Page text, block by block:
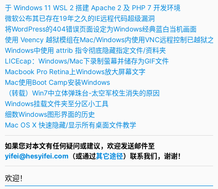
于 Windows 11 WSL 2 搭建 Apache 2 及 PHP 7 开发环境
微软公布其已存在19年之久的IE远程代码超级漏洞
将WordPress的404错误页面设定为Windows经典蓝白当机画面
使用 Veency 越狱模组在Mac/Windows内使用VNC远程控制已越狱之
Windows中使用 attrib 指令彻底隐藏指定文件/资料夹
LICEcap：Windows/Mac下录制萤幕并储存为GIF文件
Macbook Pro Retina上Windows放大屏幕文字
Mac使用Boot Camp安装Windows
（转载）Win7中立体弹珠台-太空军校生消失的原因
Windows挂载文件夹至分区小工具
细数Windows图形界面的历史
Mac OS X 快速隐藏/显示所有桌面文件教学
如果您对本文有任何疑问或建议，欢迎发送邮件至
yifei@hesyifei.com （或通过其它途径）联系我们，谢谢！
欢迎！